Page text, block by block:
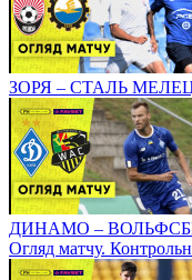
ЗОРЯ – СТАЛЬ МЕЛЕЦЬ.
ДИНАМО –
Огляд матчу.